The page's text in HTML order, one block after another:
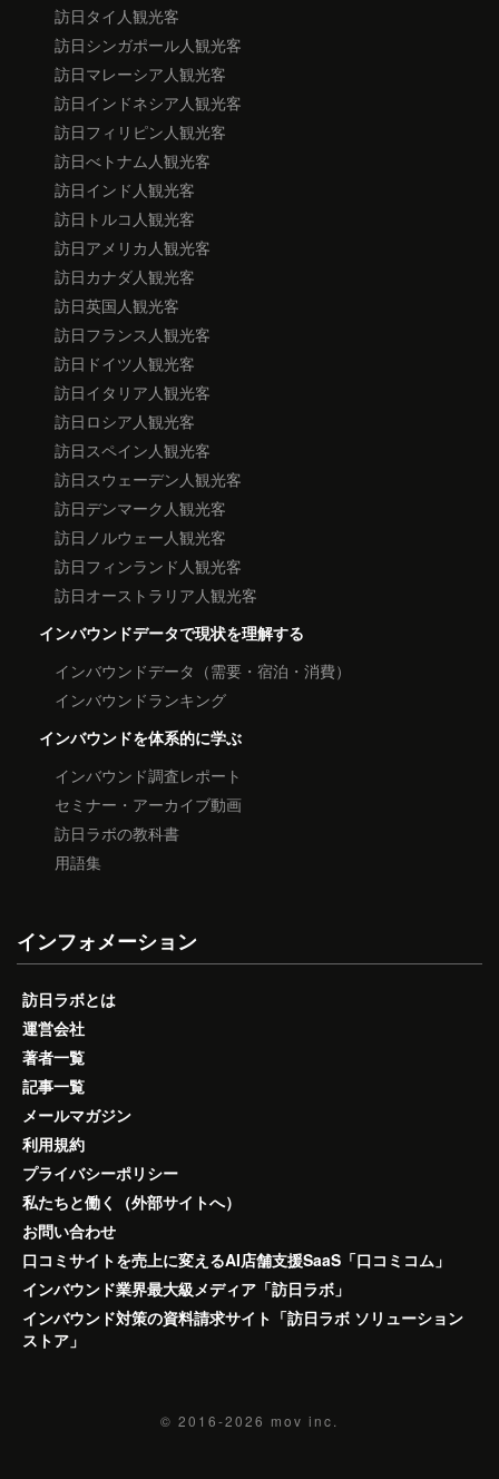
訪日タイ人観光客
訪日シンガポール人観光客
訪日マレーシア人観光客
訪日インドネシア人観光客
訪日フィリピン人観光客
訪日べトナム人観光客
訪日インド人観光客
訪日トルコ人観光客
訪日アメリカ人観光客
訪日カナダ人観光客
訪日英国人観光客
訪日フランス人観光客
訪日ドイツ人観光客
訪日イタリア人観光客
訪日ロシア人観光客
訪日スペイン人観光客
訪日スウェーデン人観光客
訪日デンマーク人観光客
訪日ノルウェー人観光客
訪日フィンランド人観光客
訪日オーストラリア人観光客
インバウンドデータで現状を理解する
インバウンドデータ（需要・宿泊・消費）
インバウンドランキング
インバウンドを体系的に学ぶ
インバウンド調査レポート
セミナー・アーカイブ動画
訪日ラボの教科書
用語集
インフォメーション
訪日ラボとは
運営会社
著者一覧
記事一覧
メールマガジン
利用規約
プライバシーポリシー
私たちと働く（外部サイトへ）
お問い合わせ
口コミサイトを売上に変えるAI店舗支援SaaS「口コミコム」
インバウンド業界最大級メディア「訪日ラボ」
インバウンド対策の資料請求サイト「訪日ラボ ソリューション
ストア」
© 2016-2026 mov inc.